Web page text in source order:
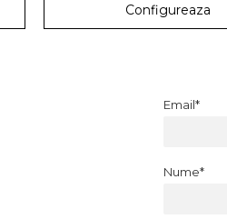
Configureaza
Email*
Nume*